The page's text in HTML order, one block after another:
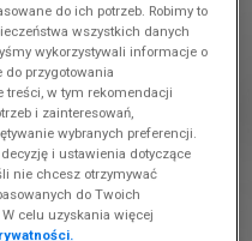
do ich potrzeb. Robimy to
wszystkich danych
wykorzystywali informacje o
przygotowania
treści, w tym rekomendacji
i zainteresowań,
wybranych preferencji.
i ustawienia dotyczące
nie chcesz otrzymywać
do Twoich
celu uzyskania więcej